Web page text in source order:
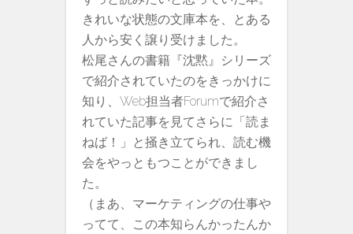
きれいな状態の文庫本を、とある
人から安く譲り受けました。
松尾さんの書籍『沈黙』シリーズ
で紹介されていたのをきっかけに
知り、Web担当者Forumで紹介さ
れていた記事を見てさらに「読ま
ねば！」と掻き立てられ、読む機
会をやっともつことができまし
た。
（まあ、マーケティングの仕事や
ってて、この本知らんかったんか